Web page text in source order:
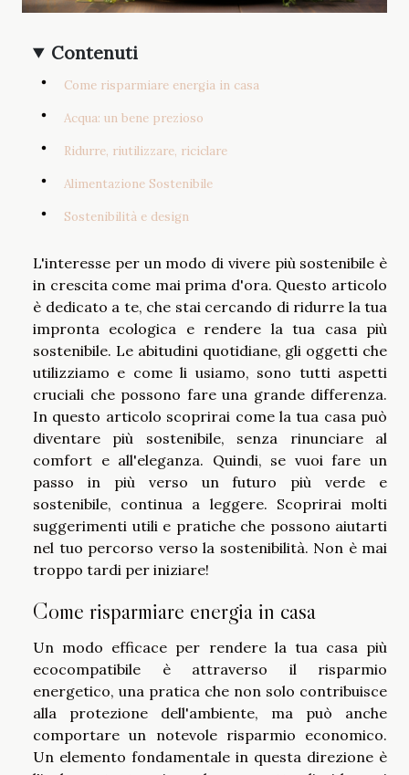
Contenuti
Come risparmiare energia in casa
Acqua: un bene prezioso
Ridurre, riutilizzare, riciclare
Alimentazione Sostenibile
Sostenibilità e design
L'interesse per un modo di vivere più sostenibile è
in crescita come mai prima d'ora. Questo articolo
è dedicato a te, che stai cercando di ridurre la tua
impronta ecologica e rendere la tua casa più
sostenibile. Le abitudini quotidiane, gli oggetti che
utilizziamo e come li usiamo, sono tutti aspetti
cruciali che possono fare una grande differenza.
In questo articolo scoprirai come la tua casa può
diventare più sostenibile, senza rinunciare al
comfort e all'eleganza. Quindi, se vuoi fare un
passo in più verso un futuro più verde e
sostenibile, continua a leggere. Scoprirai molti
suggerimenti utili e pratiche che possono aiutarti
nel tuo percorso verso la sostenibilità. Non è mai
troppo tardi per iniziare!
Come risparmiare energia in casa
Un modo efficace per rendere la tua casa più
ecocompatibile è attraverso il risparmio
energetico, una pratica che non solo contribuisce
alla protezione dell'ambiente, ma può anche
comportare un notevole risparmio economico.
Un elemento fondamentale in questa direzione è